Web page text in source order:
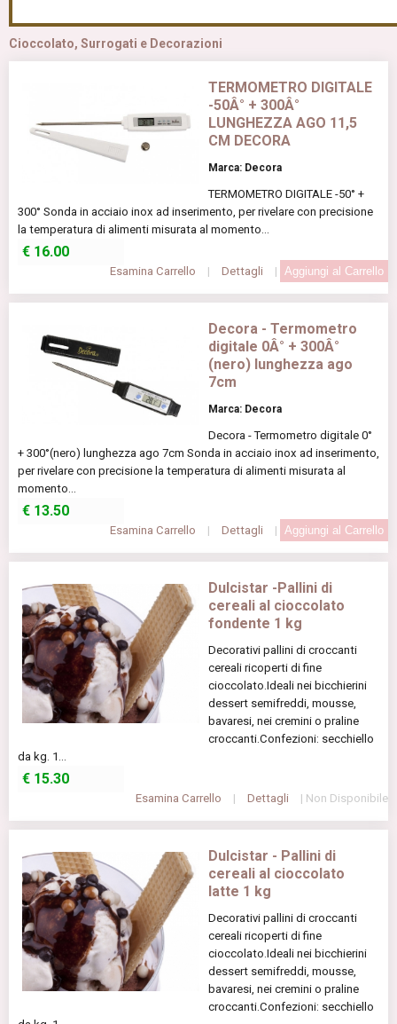
Cioccolato, Surrogati e Decorazioni
TERMOMETRO DIGITALE
-50Â° + 300Â°
LUNGHEZZA AGO 11,5
CM DECORA
Marca: Decora
TERMOMETRO DIGITALE -50° +
300° Sonda in acciaio inox ad inserimento, per rivelare con precisione
la temperatura di alimenti misurata al momento...
€ 16.00
Esamina Carrello | Dettagli |
Decora - Termometro
digitale 0Â° + 300Â°
(nero) lunghezza ago
7cm
Marca: Decora
Decora - Termometro digitale 0°
+ 300°(nero) lunghezza ago 7cm Sonda in acciaio inox ad inserimento,
per rivelare con precisione la temperatura di alimenti misurata al
momento...
€ 13.50
Esamina Carrello | Dettagli |
Dulcistar -Pallini di
cereali al cioccolato
fondente 1 kg
Decorativi pallini di croccanti
cereali ricoperti di fine
cioccolato.Ideali nei bicchierini
dessert semifreddi, mousse,
bavaresi, nei cremini o praline
croccanti.Confezioni: secchiello
da kg. 1...
€ 15.30
Esamina Carrello | Dettagli | Non Disponibile
Dulcistar - Pallini di
cereali al cioccolato
latte 1 kg
Decorativi pallini di croccanti
cereali ricoperti di fine
cioccolato.Ideali nei bicchierini
dessert semifreddi, mousse,
bavaresi, nei cremini o praline
croccanti.Confezioni: secchiello